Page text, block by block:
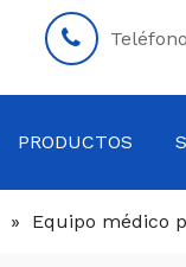
PRODUCTOS
» Equipo médico